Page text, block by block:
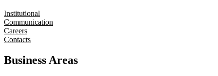
Institutional
Communication
Careers
Contacts
Business Areas